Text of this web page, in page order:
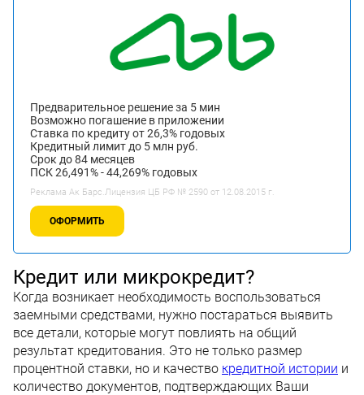
Предварительное решение за 5 мин
Возможно погашение в приложении
Ставка по кредиту от 26,3% годовых
Кредитный лимит до 5 млн руб.
Срок до 84 месяцев
ПСК 26,491% - 44,269% годовых
Реклама Ак Барс.Лицензия ЦБ РФ № 2590 от 12.08.2015 г.
ОФОРМИТЬ
Кредит или микрокредит?
Когда возникает необходимость воспользоваться
заемными средствами, нужно постараться выявить
все детали, которые могут повлиять на общий
результат кредитования. Это не только размер
процентной ставки, но и качество кредитной истории и
количество документов, подтверждающих Ваши